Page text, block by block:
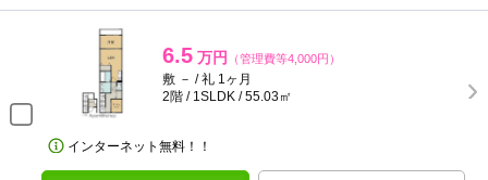
6.5 万円 （管理費等4,000円）
敷 － / 礼 1ヶ月
2階 / 1SLDK / 55.03㎡
インターネット無料！！